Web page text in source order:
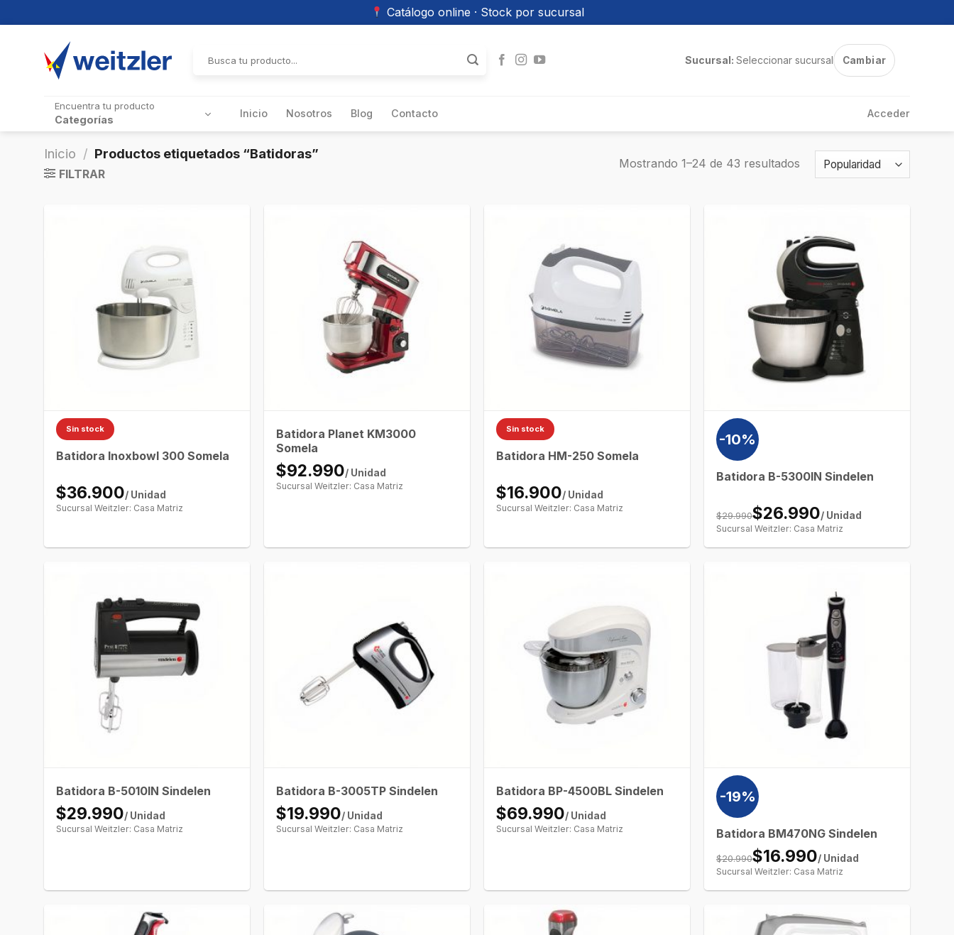
Catálogo online · Stock por sucursal
por:
Sucursal: Seleccionar sucursal Cambiar
Encuentra tu producto
Categorías Inicio Nosotros Blog Contacto Acceder
Inicio / Productos etiquetados “Batidoras”
FILTRAR
Mostrando 1–24 de 43 resultados
Sin stock
Batidora Inoxbowl 300 Somela
$36.900/ Unidad
Sucursal Weitzler: Casa Matriz
Batidora Planet KM3000
Somela
$92.990/ Unidad
Sucursal Weitzler: Casa Matriz
Sin stock
Batidora HM-250 Somela
$16.900/ Unidad
Sucursal Weitzler: Casa Matriz
-10%
Batidora B-5300IN Sindelen
$29.990$26.990/ Unidad
Sucursal Weitzler: Casa Matriz
Batidora B-5010IN Sindelen
$29.990/ Unidad
Sucursal Weitzler: Casa Matriz
Batidora B-3005TP Sindelen
$19.990/ Unidad
Sucursal Weitzler: Casa Matriz
Batidora BP-4500BL Sindelen
$69.990/ Unidad
Sucursal Weitzler: Casa Matriz
-19%
Batidora BM470NG Sindelen
$20.990$16.990/ Unidad
Sucursal Weitzler: Casa Matriz